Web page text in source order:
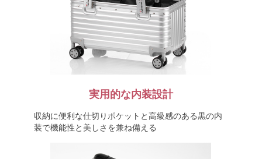
実用的な内装設計
収納に便利な仕切りポケットと高級感のある黒の内
装で機能性と美しさを兼ね備える